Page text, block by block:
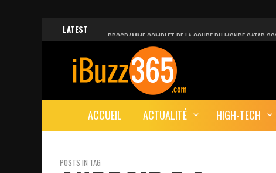
LATEST
PROGRAMME COMPLET DE LA COUPE DU MONDE QATAR
FACEBOOK, INSTAGRAM ET WHATSAPP HORS SERVICE!
UNE VIDÉO 4K MONTRE LA PLANÈTE MARS EN ULTRA-HAUTE
LANCEMENT DU PREMIER VOL HABITÉ DE SPACEX
DÉCÈS DE L’EX-PRÉSIDENT ZINE EL ABIDINE BEN ALI, SERA-
ACCUEIL ACTUALITÉ HIGH-TECH
POSTS IN TAG